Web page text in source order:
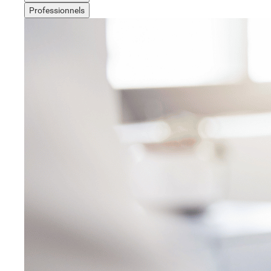
Professionnels